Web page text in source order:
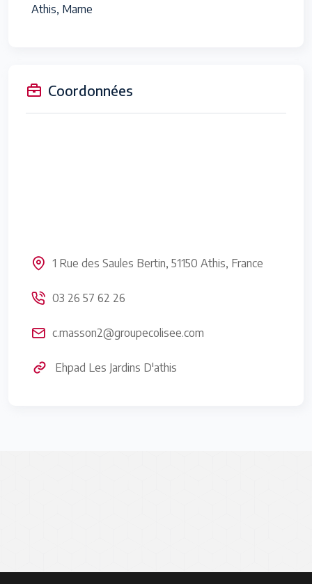
Athis, Marne
Coordonnées
1 Rue des Saules Bertin, 51150 Athis, France
03 26 57 62 26
c.masson2@groupecolisee.com
Ehpad Les Jardins D'athis